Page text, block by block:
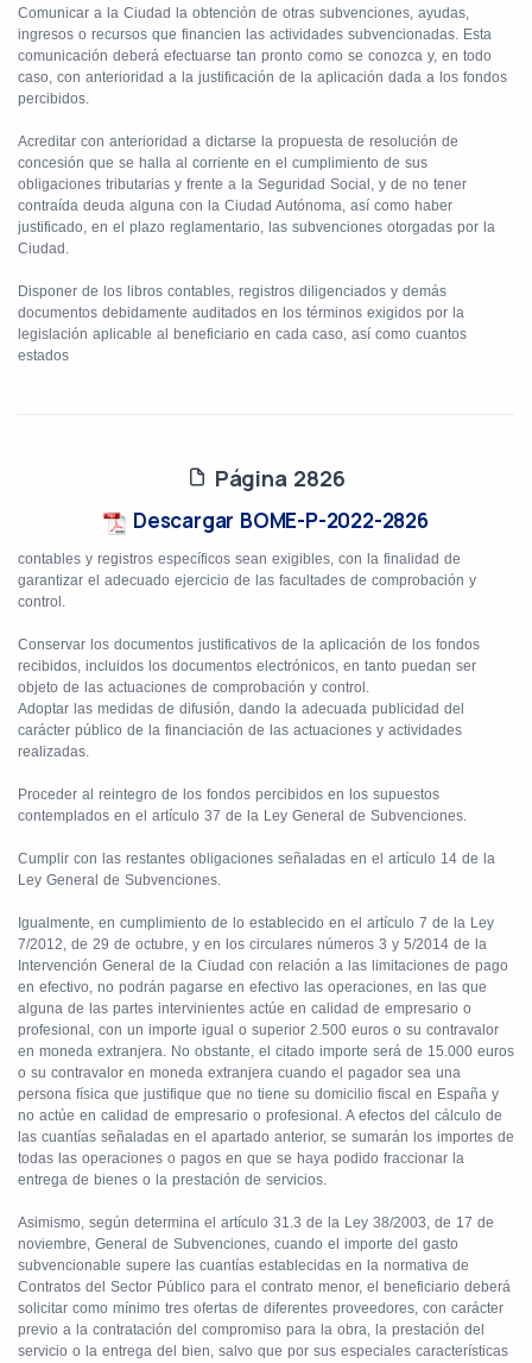
Comunicar a la Ciudad la obtención de otras subvenciones, ayudas,
ingresos o recursos que financien las actividades subvencionadas. Esta
comunicación deberá efectuarse tan pronto como se conozca y, en todo
caso, con anterioridad a la justificación de la aplicación dada a los fondos
percibidos.
Acreditar con anterioridad a dictarse la propuesta de resolución de
concesión que se halla al corriente en el cumplimiento de sus
obligaciones tributarias y frente a la Seguridad Social, y de no tener
contraída deuda alguna con la Ciudad Autónoma, así como haber
justificado, en el plazo reglamentario, las subvenciones otorgadas por la
Ciudad.
Disponer de los libros contables, registros diligenciados y demás
documentos debidamente auditados en los términos exigidos por la
legislación aplicable al beneficiario en cada caso, así como cuantos
estados
Página 2826
Descargar BOME-P-2022-2826
contables y registros específicos sean exigibles, con la finalidad de
garantizar el adecuado ejercicio de las facultades de comprobación y
control.
Conservar los documentos justificativos de la aplicación de los fondos
recibidos, incluidos los documentos electrónicos, en tanto puedan ser
objeto de las actuaciones de comprobación y control.
Adoptar las medidas de difusión, dando la adecuada publicidad del
carácter público de la financiación de las actuaciones y actividades
realizadas.
Proceder al reintegro de los fondos percibidos en los supuestos
contemplados en el artículo 37 de la Ley General de Subvenciones.
Cumplir con las restantes obligaciones señaladas en el artículo 14 de la
Ley General de Subvenciones.
Igualmente, en cumplimiento de lo establecido en el artículo 7 de la Ley
7/2012, de 29 de octubre, y en los circulares números 3 y 5/2014 de la
Intervención General de la Ciudad con relación a las limitaciones de pago
en efectivo, no podrán pagarse en efectivo las operaciones, en las que
alguna de las partes intervinientes actúe en calidad de empresario o
profesional, con un importe igual o superior 2.500 euros o su contravalor
en moneda extranjera. No obstante, el citado importe será de 15.000 euros
o su contravalor en moneda extranjera cuando el pagador sea una
persona física que justifique que no tiene su domicilio fiscal en España y
no actúe en calidad de empresario o profesional. A efectos del cálculo de
las cuantías señaladas en el apartado anterior, se sumarán los importes de
todas las operaciones o pagos en que se haya podido fraccionar la
entrega de bienes o la prestación de servicios.
Asimismo, según determina el artículo 31.3 de la Ley 38/2003, de 17 de
noviembre, General de Subvenciones, cuando el importe del gasto
subvencionable supere las cuantías establecidas en la normativa de
Contratos del Sector Público para el contrato menor, el beneficiario deberá
solicitar como mínimo tres ofertas de diferentes proveedores, con carácter
previo a la contratación del compromiso para la obra, la prestación del
servicio o la entrega del bien, salvo que por sus especiales características